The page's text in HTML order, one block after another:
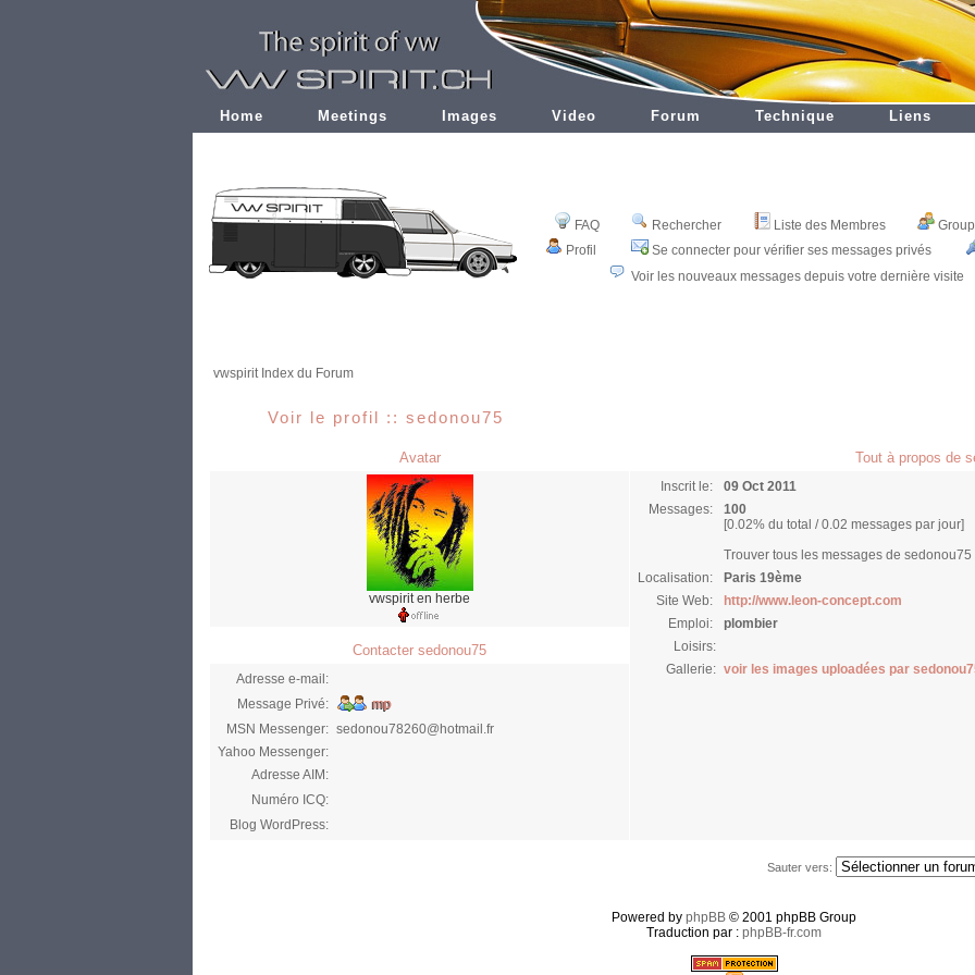
Home Meetings Images Video Forum Technique Liens
FAQ Rechercher Liste des Membres
Profil
Se connecter pour vérifier ses messages privés
Voir les nouveaux messages depuis votre dernière visite
vwspirit Index du Forum
Voir le profil :: sedonou75
Avatar Tout à propos de
vwspirit en herbe
Inscrit le:
09 Oct 2011
Messages:
100
[0.02% du total / 0.02 messages par jour]
Trouver tous les messages de sedonou75
Localisation:
Paris 19ème
Site Web:
http://www.leon-concept.com
Emploi:
plombier
Loisirs:
Gallerie: voir les images uploadées par
Contacter sedonou75
Adresse e-mail:
Message Privé:
MSN Messenger: sedonou78260@hotmail.fr
Yahoo Messenger:
Adresse AIM:
Numéro ICQ:
Blog WordPress:
Sauter vers:
Powered by phpBB © 2001 phpBB Group
Traduction par : phpBB-fr.com